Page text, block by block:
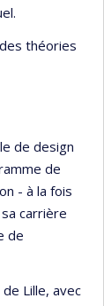
théories
de design
de
- à la fois
carrière
de
Lille, avec